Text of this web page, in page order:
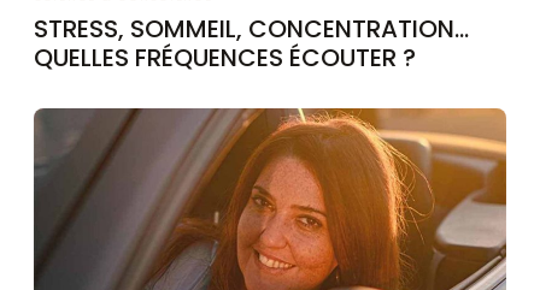
STRESS, SOMMEIL, CONCENTRATION…
QUELLES FRÉQUENCES ÉCOUTER ?